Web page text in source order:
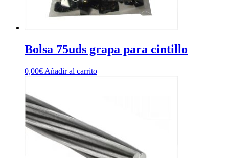
Bolsa 75uds grapa para cintillo
0,00€ Añadir al carrito